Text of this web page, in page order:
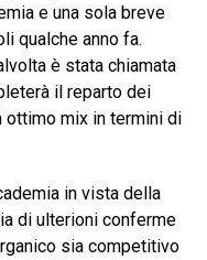
e una sola breve
qualche anno fa.
è stata chiamata
il reparto dei
ottimo mix in termini di
in vista della
di ulterioni conferme
sia competitivo